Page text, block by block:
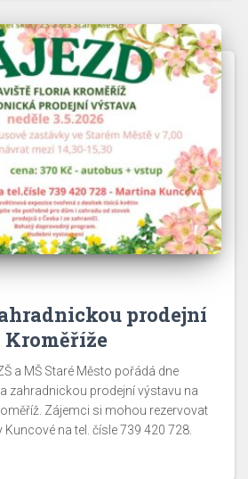
prodejní
a MŠ Staré Město pořádá dne
zahradnickou prodejní výstavu na
Zájemci si mohou rezervovat
na tel. čísle 739 420 728.